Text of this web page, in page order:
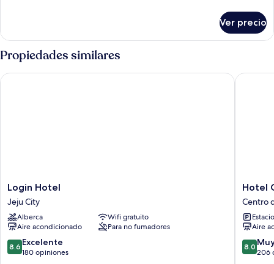
Room
View
Double
Room
Ver precio
Propiedades similares
Login
Hotel
Jeju
City
Login Hotel
Jeju City
Alberca
Wifi gratuito
Aire acondicionado
Para no fumadores
8.6
de
8.6 Excelente
180 opiniones
Login Hotel
Hotel
G
Centro
de
la
ciudad
de
Hotel
Centro
Aire
8.0
de
8.0
206
Hotel G